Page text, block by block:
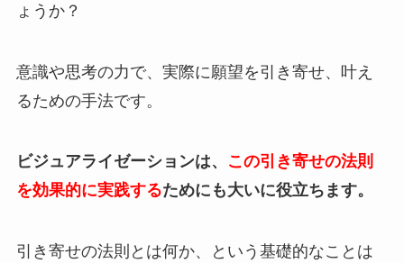
ょうか？
意識や思考の力で、実際に願望を引き寄せ、叶え
るための手法です。
ビジュアライゼーションは、
この引き寄せの法則
を効果的に実践するためにも大いに役立ちます。
引き寄せの法則とは何か、という基礎的なことは